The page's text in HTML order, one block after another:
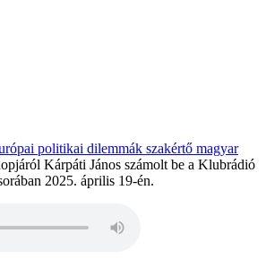
politikai dilemmák szakértő magyar
Kárpáti János számolt be a Klubrádió
2025. április 19-én.